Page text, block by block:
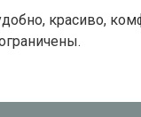
красиво,